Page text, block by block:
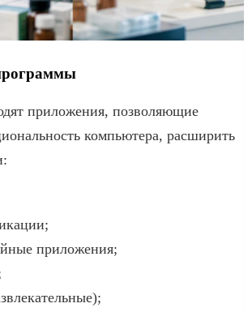
приложения, позволяющие
компьютера, расширить
приложения;